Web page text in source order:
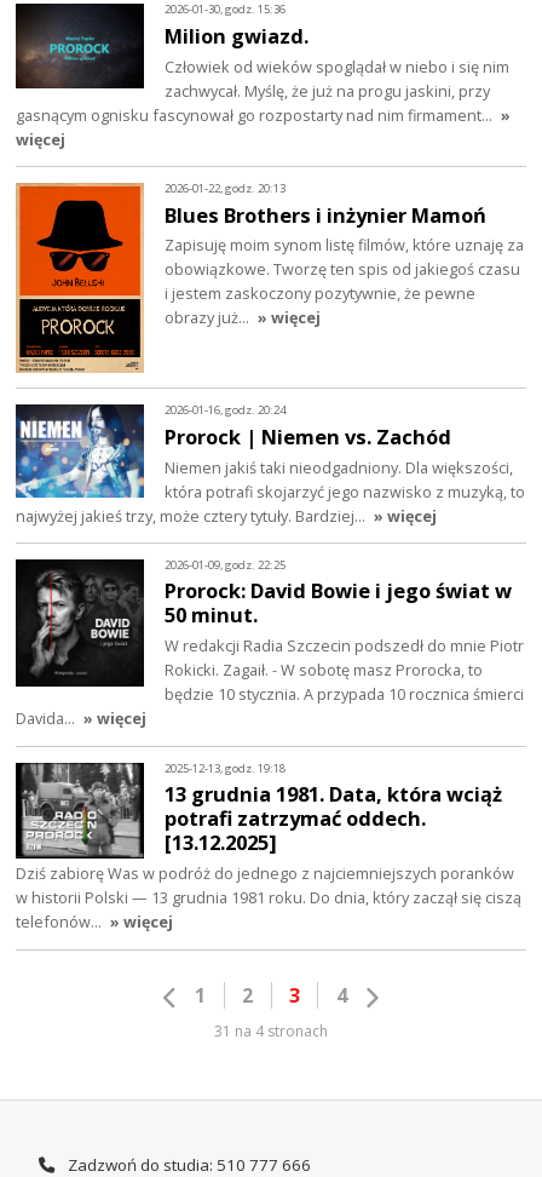
2026-01-30, godz. 15:36
Milion gwiazd.
Człowiek od wieków spoglądał w niebo i się nim
zachwycał. Myślę, że już na progu jaskini, przy
gasnącym ognisku fascynował go rozpostarty nad nim firmament… »
więcej
2026-01-22, godz. 20:13
Blues Brothers i inżynier Mamoń
Zapisuję moim synom listę filmów, które uznaję za
obowiązkowe. Tworzę ten spis od jakiegoś czasu
i jestem zaskoczony pozytywnie, że pewne
obrazy już… » więcej
2026-01-16, godz. 20:24
Prorock | Niemen vs. Zachód
Niemen jakiś taki nieodgadniony. Dla większości,
która potrafi skojarzyć jego nazwisko z muzyką, to
najwyżej jakieś trzy, może cztery tytuły. Bardziej… » więcej
2026-01-09, godz. 22:25
Prorock: David Bowie i jego świat w
50 minut.
W redakcji Radia Szczecin podszedł do mnie Piotr
Rokicki. Zagaił. - W sobotę masz Prorocka, to
będzie 10 stycznia. A przypada 10 rocznica śmierci
Davida… » więcej
2025-12-13, godz. 19:18
13 grudnia 1981. Data, która wciąż
potrafi zatrzymać oddech.
[13.12.2025]
Dziś zabiorę Was w podróż do jednego z najciemniejszych poranków
w historii Polski — 13 grudnia 1981 roku. Do dnia, który zaczął się ciszą
telefonów… » więcej
1 2 3 4
31 na 4 stronach
Zadzwoń do studia: 510 777 666